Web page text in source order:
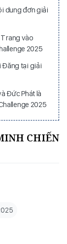
dung đơn giải
vào
2025
Đăng tại giải
Đức Phát là
2025
CHIẾN